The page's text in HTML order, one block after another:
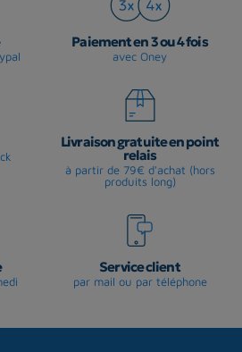
Paiement en 3 ou 4 fois
avec Oney
Livraison gratuite en point
relais
à partir de 79€ d'achat (hors
produits long)
Service client
par mail ou par téléphone